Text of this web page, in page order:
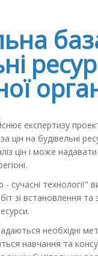
експертизу
цін на будівельні
цін і може
- сучасні технології"
зі встановлення та
необхідні
навчання та